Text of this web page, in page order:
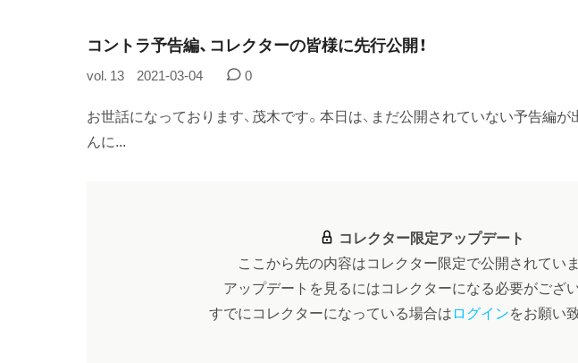
コントラ予告編、コレクターの皆様に先行公開！
vol. 13 2021-03-04 0
お世話になっております、茂木です。本日は、まだ公開されていない予告編が
んに...
コレクター限定アップデート
ここから先の内容はコレクター限定で公開されていま
アップデートを見るにはコレクターになる必要がござい
すでにコレクターになっている場合はログインをお願い